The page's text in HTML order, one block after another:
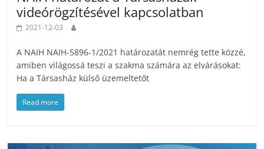
videórögzítésével kapcsolatban
2021-12-03
A NAIH NAIH-5896-1/2021 határozatát nemrég tette közzé,
amiben világossá teszi a szakma számára az elvárásokat:
Ha a Társasház külső üzemeltetőt
Read more